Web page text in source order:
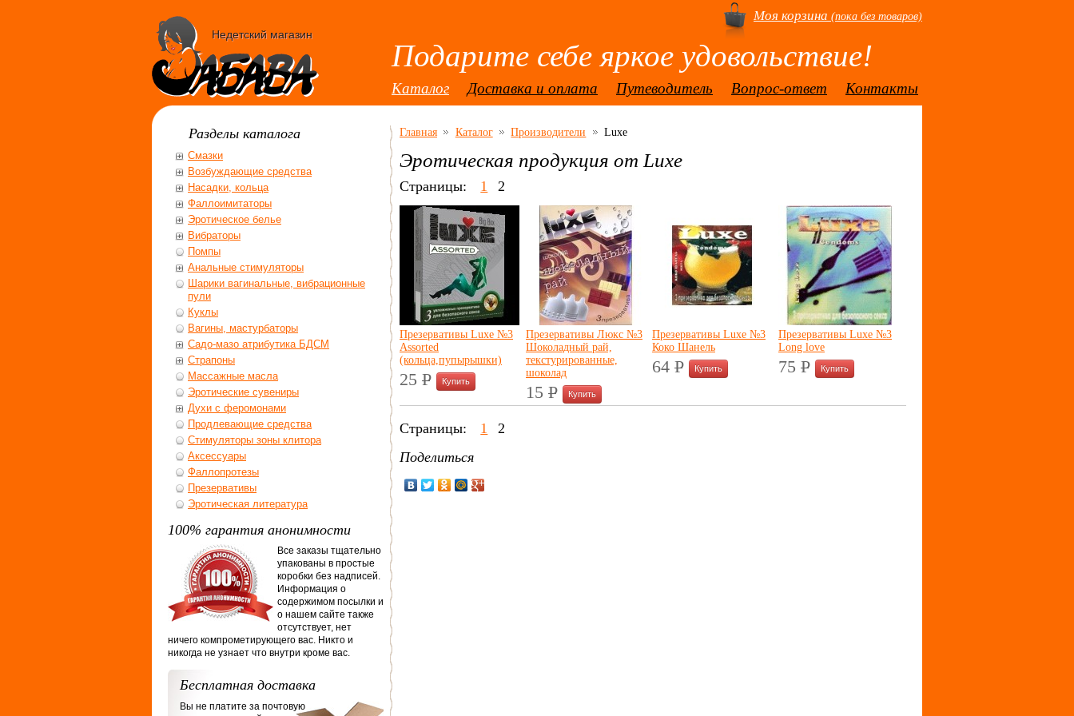
Недетский магазин
Моя корзина (пока без товаров)
Подарите себе яркое удовольствие!
Каталог Доставка и оплата Путеводитель Вопрос-ответ Контакты
Главная Каталог Производители Luxe
Эротическая продукция от Luxe
Страницы: 1 2
Презервативы Luxe №3
Assorted
(кольца,пупырышки)
25 P
УБ.
Презервативы Люкс №3
Шоколадный рай,
текстурированные,
шоколад
15 P
УБ.
Презервативы Luxe №3
Коко Шанель
64 P
УБ.
Презервативы Luxe №3
Long love
75 P
УБ.
Страницы: 1
2
Поделиться
Разделы каталога
Смазки
Возбуждающие средства
Насадки, кольца
Фаллоимитаторы
Эротическое белье
Вибраторы
Помпы
Анальные стимуляторы
Шарики вагинальные, вибрационные
пули
Куклы
Вагины, мастурбаторы
Садо-мазо атрибутика БДСМ
Страпоны
Массажные масла
Эротические сувениры
Духи с феромонами
Продлевающие средства
Стимуляторы зоны клитора
Аксессуары
Фаллопротезы
Презервативы
Эротическая литература
100% гарантия анонимности
Все заказы тщательно
упакованы в простые
коробки без надписей.
Информация о
содержимом посылки и
о нашем сайте также
отсутствует, нет
ничего компрометирующего вас. Никто и
никогда не узнает что внутри кроме вас.
Бесплатная доставка
Вы не платите за почтовую